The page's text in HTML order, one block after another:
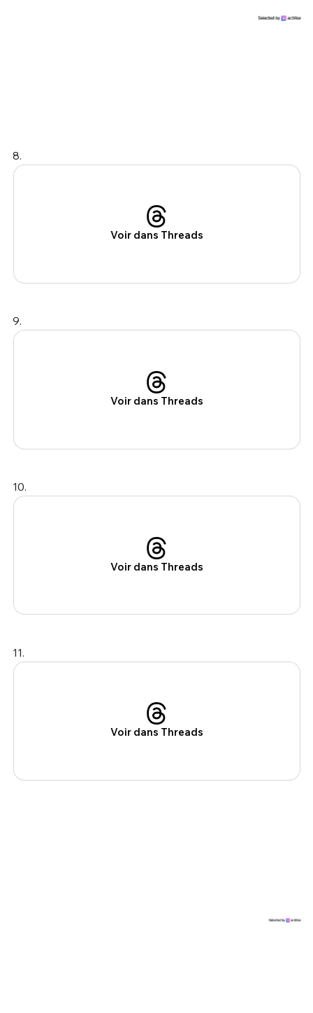
8.
Voir dans Threads
9.
Voir dans Threads
10.
Voir dans Threads
11.
Voir dans Threads